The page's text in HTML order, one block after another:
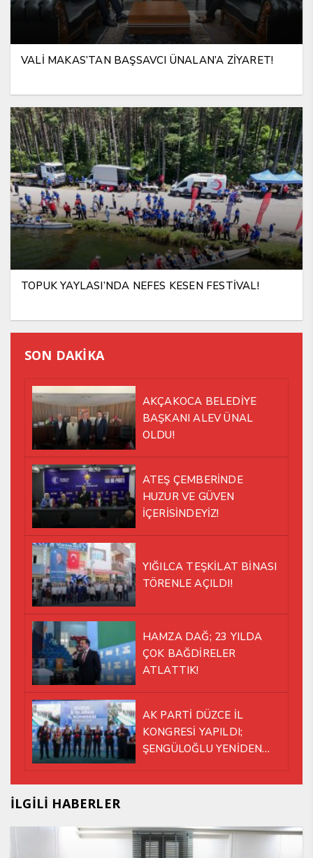
VALİ MAKAS’TAN BAŞSAVCI ÜNALAN’A ZİYARET!
TOPUK YAYLASI’NDA NEFES KESEN FESTİVAL!
SON DAKİKA
AKÇAKOCA BELEDİYE
BAŞKANI ALEV ÜNAL
OLDU!
ATEŞ ÇEMBERİNDE
HUZUR VE GÜVEN
İÇERİSİNDEYİZ!
YIĞILCA TEŞKİLAT BİNASI
TÖRENLE AÇILDI!
HAMZA DAĞ; 23 YILDA
ÇOK BAĞDİRELER
ATLATTIK!
AK PARTİ DÜZCE İL
KONGRESİ YAPILDI;
ŞENGÜLOĞLU YENİDEN
İLGİLİ HABERLER